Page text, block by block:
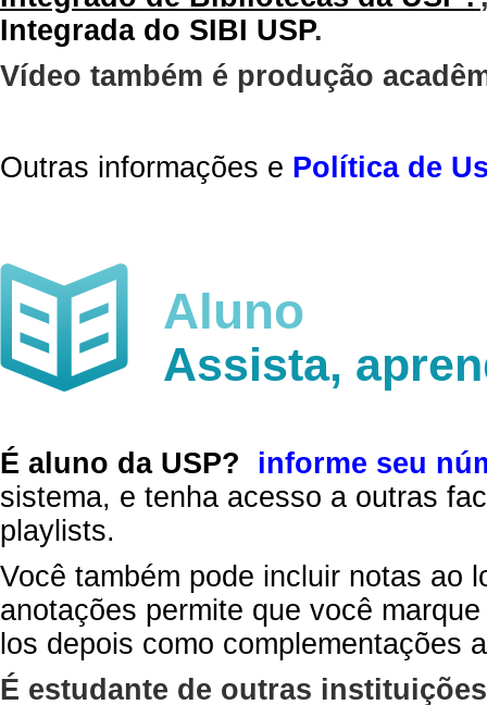
Integrada do SIBI USP.
Vídeo também é produção
Outras informações e Política de
Aluno
Assista,
É aluno da USP?
informe seu
sistema, e tenha acesso a outras
playlists.
Você também pode incluir notas ao
anotações permite que você
los depois como complementações
É estudante de outras